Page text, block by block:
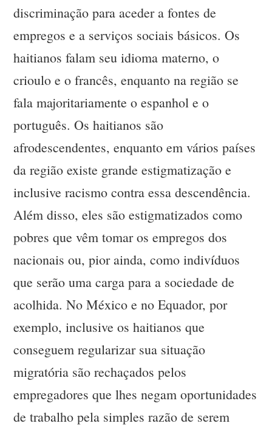
discriminação para aceder a fontes de
empregos e a serviços sociais básicos. Os
haitianos falam seu idioma materno, o
crioulo e o francês, enquanto na região se
fala majoritariamente o espanhol e o
português. Os haitianos são
afrodescendentes, enquanto em vários países
da região existe grande estigmatização e
inclusive racismo contra essa descendência.
Além disso, eles são estigmatizados como
pobres que vêm tomar os empregos dos
nacionais ou, pior ainda, como indivíduos
que serão uma carga para a sociedade de
acolhida. No México e no Equador, por
exemplo, inclusive os haitianos que
conseguem regularizar sua situação
migratória são rechaçados pelos
empregadores que lhes negam oportunidades
de trabalho pela simples razão de serem